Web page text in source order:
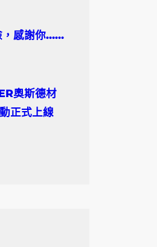
，感謝你……
奧斯德材
正式上線